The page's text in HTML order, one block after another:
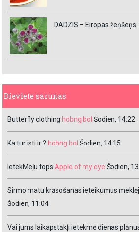
DADZIS – Eiropas
Dieviete sarunas
Butterfly clothing hobng bol Šodien, 14:22
Ka tur isti ir ? hobng bol Šodien, 14:15
IetekMeļu tops Apple of my eye Šodien,
Sirmo matu krāsošanas ieteikumus
Šodien, 11:04
Vai jums laikapstākļi ietekmē dienas